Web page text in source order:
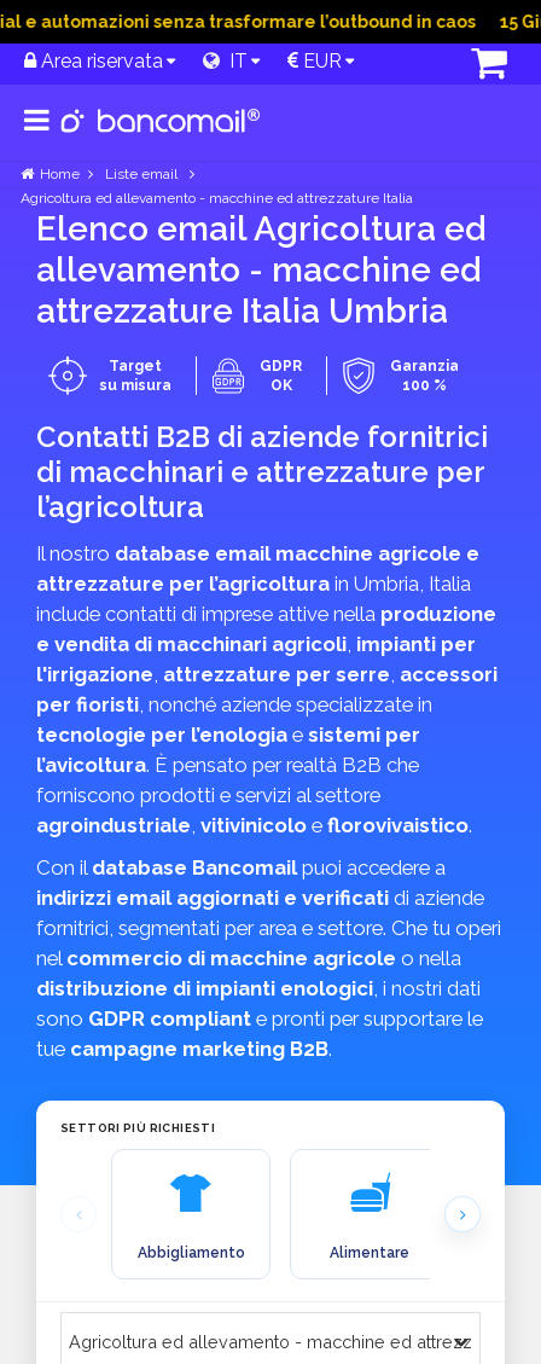
senza trasformare l’outbound in caos 15 Giu
Area riservata IT EUR
Home
Liste email
Agricoltura ed allevamento - macchine ed attrezzature Italia
Elenco email Agricoltura ed
allevamento - macchine ed
attrezzature Italia Umbria
Target
su misura
GDPR
OK
Garanzia
100 %
Contatti B2B di aziende fornitrici
di macchinari e attrezzature per
l’agricoltura
Il nostro database email macchine agricole e
attrezzature per l’agricoltura in Umbria, Italia
include contatti di imprese attive nella produzione
e vendita di macchinari agricoli, impianti per
l'irrigazione, attrezzature per serre, accessori
per fioristi, nonché aziende specializzate in
tecnologie per l’enologia e sistemi per
l’avicoltura. È pensato per realtà B2B che
forniscono prodotti e servizi al settore
agroindustriale, vitivinicolo e florovivaistico.
Con il database Bancomailpuoi accedere a
indirizzi email aggiornati e verificati di aziende
fornitrici, segmentati per area e settore. Che tu operi
nel commercio di macchine agricole o nella
distribuzione di impianti enologici, i nostri dati
sono GDPR compliant e pronti per supportare le
tue campagne marketing B2B.
SETTORI PIÙ RICHIESTI
Abbigliamento Alimentare